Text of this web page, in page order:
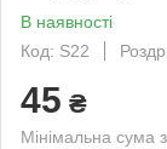
В наявності
Код: S22
45 ₴
Мінімальна сума